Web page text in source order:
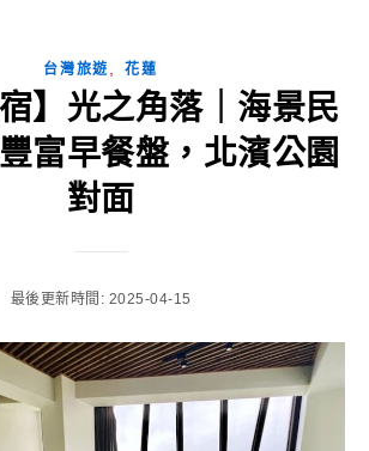
台灣旅遊 ,花蓮
宿】光之角落｜海景民
富早餐盤，北濱公園
對面
最後更新時間: 2025-04-15